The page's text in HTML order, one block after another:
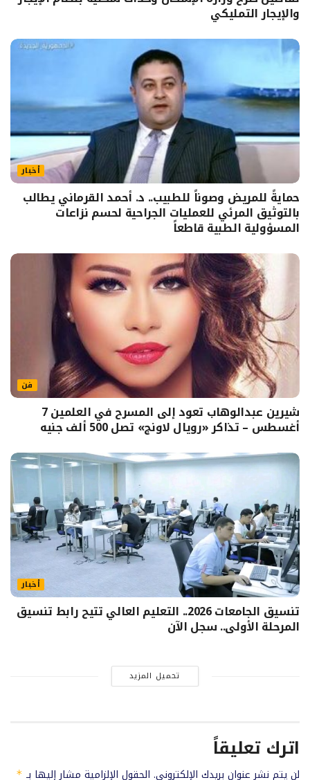
والإيجار التمليكي
أخبار
حمايةً للمريض وصوناً للطبيب.. د. أحمد القرماني يطالب
بالتوثيق المرئي للعمليات الجراحية لحسم نزاعات
المسؤولية الطبية قاطعاً
فن
شيرين عبدالوهاب تعود إلى المسرح في العلمين 7
أغسطس – تذاكر «رويال لاونج» تصل 500 ألف جنيه
أخبار
تنسيق الجامعات 2026.. التعليم العالي تتيح رابط تنسيق
المرحلة الأولى.. سجل الآن
تحميل المزيد
اترك تعليقاً
لن يتم نشر عنوان بريدك الإلكتروني. الحقول الإلزامية مشار إليها بـ *